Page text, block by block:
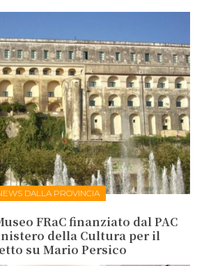
DALLA PROVINCIA
FRaC finanziato dal PAC
della Cultura per il
su Mario Persico